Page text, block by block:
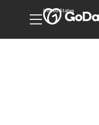
United States